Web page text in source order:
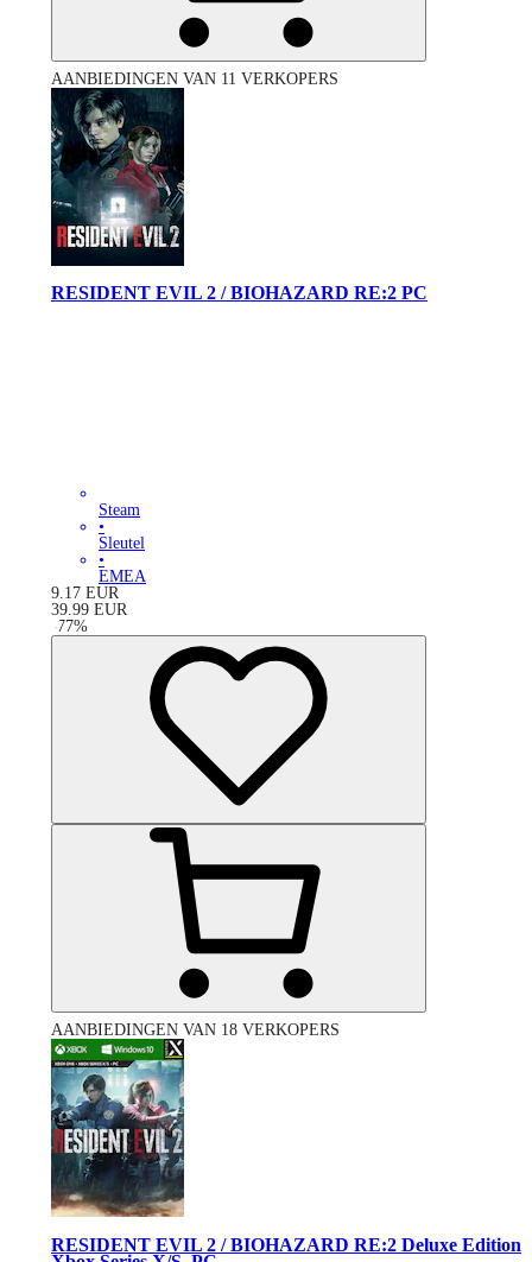
AANBIEDINGEN VAN 11 VERKOPERS
RESIDENT EVIL 2 / BIOHAZARD RE:2 PC
Steam
•
Sleutel
•
EMEA
9.17 EUR
39.99 EUR
-77%
AANBIEDINGEN VAN 18 VERKOPERS
RESIDENT EVIL 2 / BIOHAZARD RE:2 Deluxe Edition